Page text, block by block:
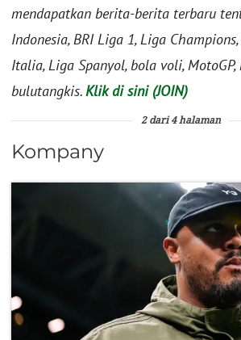
mendapatkan berita-berita terbaru
Indonesia, BRI Liga 1, Liga
Italia, Liga Spanyol, bola voli,
bulutangkis.Klik di sini (JOIN)
2 dari 4 halaman
Kompany